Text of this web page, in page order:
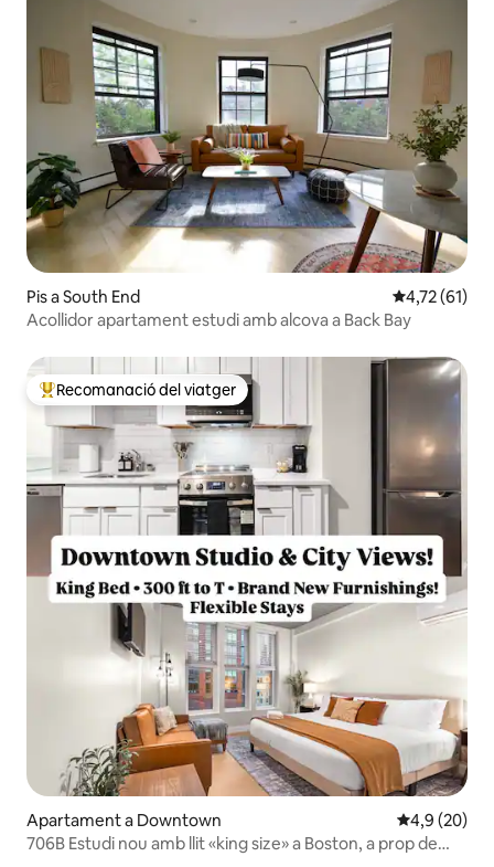
Pis a South End 4,72 de
4,72 (61)
Acollidor apartament estudi amb alcova a Back Bay
Principals recomanacions dels viatgers
Recomanació del viatger
Apartament a Downtown 4,9 de
4,9 (20)
706B Estudi nou amb llit «king size» a Boston, a prop de